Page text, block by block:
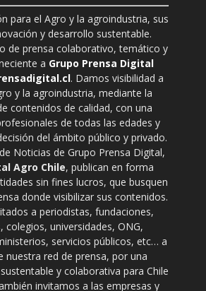
para el Agro y la agroindustria, sus
y desarrollo sustentable.
de prensa colaborativo, temático y
a Grupo Prensa Digital
. Damos visibilidad a
y la agroindustria, mediante la
contenidos de calidad, con una
de todas las edades y
del ámbito público y privado.
Noticias de Grupo Prensa Digital,
Agro Chile, publican en forma
sin fines lucros, que busquen
donde visibilizar sus contenidos.
a periodistas, fundaciones,
colegios, universidades, ONG,
servicios públicos, etc… a
nuestra red de prensa, por una
y colaborativa para Chile
invitamos a las empresas y